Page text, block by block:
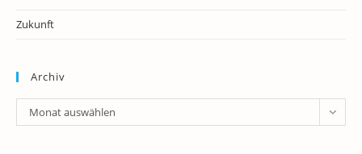
Zukunft
Archiv
Archiv
Monat auswählen